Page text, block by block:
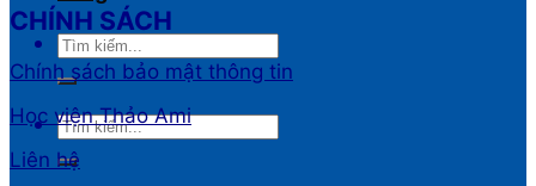
CHÍNH SÁCH
Chính sách bảo mật thông tin
Học viện Thảo Ami
Liên hệ